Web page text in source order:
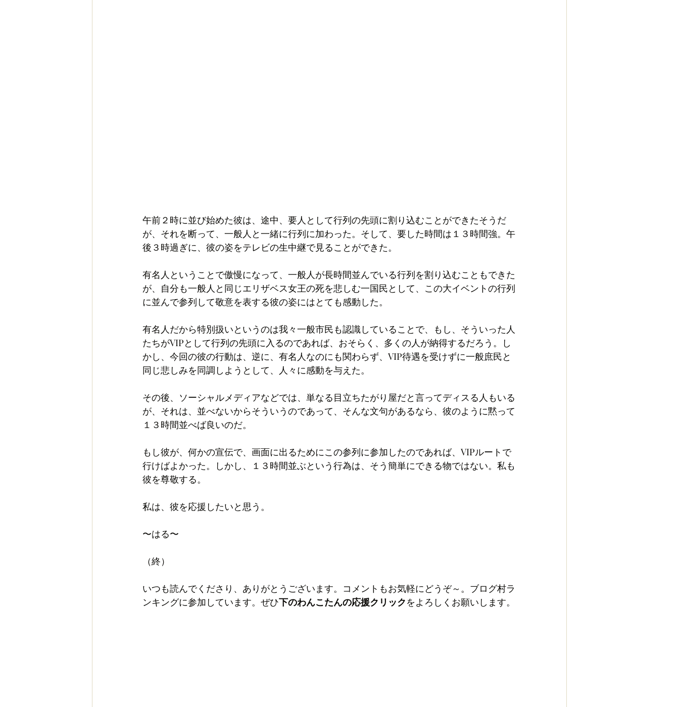
午前２時に並び始めた彼は、途中、要人として行列の先頭に割り込むことができたそうだ
が、それを断って、一般人と一緒に行列に加わった。そして、要した時間は１３時間強。午
後３時過ぎに、彼の姿をテレビの生中継で見ることができた。
有名人ということで傲慢になって、一般人が長時間並んでいる行列を割り込むこともできた
が、自分も一般人と同じエリザベス女王の死を悲しむ一国民として、この大イベントの行列
に並んで参列して敬意を表する彼の姿にはとても感動した。
有名人だから特別扱いというのは我々一般市民も認識していることで、もし、そういった人
たちがVIPとして行列の先頭に入るのであれば、おそらく、多くの人が納得するだろう。し
かし、今回の彼の行動は、逆に、有名人なのにも関わらず、VIP待遇を受けずに一般庶民と
同じ悲しみを同調しようとして、人々に感動を与えた。
その後、ソーシャルメディアなどでは、単なる目立ちたがり屋だと言ってディスる人もいる
が、それは、並べないからそういうのであって、そんな文句があるなら、彼のように黙って
１３時間並べば良いのだ。
もし彼が、何かの宣伝で、画面に出るためにこの参列に参加したのであれば、VIPルートで
行けばよかった。しかし、１３時間並ぶという行為は、そう簡単にできる物ではない。私も
彼を尊敬する。
私は、彼を応援したいと思う。
〜はる〜
（終）
いつも読んでくださり、ありがとうございます。コメントもお気軽にどうぞ～。ブログ村ラ
ンキングに参加しています。ぜひ下のわんこたんの応援クリックをよろしくお願いします。